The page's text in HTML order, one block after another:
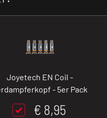
Joyetech EN Coil -
- 5er Pack
€ 8,95